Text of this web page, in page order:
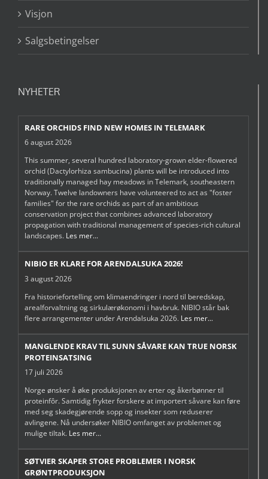
Visjon
Salgsbetingelser
NYHETER
RARE ORCHIDS FIND NEW HOMES IN TELEMARK
6 august 2026
This summer, several hundred laboratory-grown elder-flowered
orchid (Dactylorhiza sambucina) plants will be introduced into
traditionally managed hay meadows in Telemark, southeastern
Norway. Twelve landowners have volunteered to act as "foster
families" for the rare orchids as part of an ambitious
conservation project that combines advanced laboratory
propagation with traditional management of species-rich cultural
landscapes. Les mer...
NIBIO ER KLARE FOR ARENDALSUKA 2026!
3 august 2026
Fra historiefortelling om klimaendringer i nord til beredskap,
arealforvaltning og sirkulærøkonomi i havbruk. NIBIO står bak
flere arrangementer under Arendalsuka 2026. Les mer...
MANGLENDE KRAV TIL SUNN SÅVARE KAN TRUE NORSK
PROTEINSATSING
17 juli 2026
Norge ønsker å øke produksjonen av erter og åkerbønner til
proteinfôr. Samtidig frykter forskere at importert såvare kan føre
med seg skadegjørende sopp og insekter som reduserer
avlingene. Nå undersøker NIBIO omfanget av problemet og
mulige tiltak. Les mer...
SØTVIER SKAPER STORE PROBLEMER I NORSK
GRØNTPRODUKSJON